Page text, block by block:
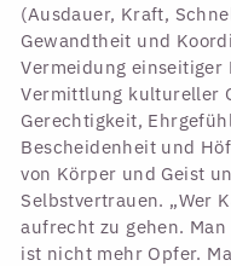
(Ausdauer, Kraft,
Gewandtheit und
Vermeidung
Vermittlung kultureller
Gerechtigkeit,
Bescheidenheit und
von Körper und Geist
Selbstvertrauen. „Wer
aufrecht zu gehen.
ist nicht mehr Opfer.